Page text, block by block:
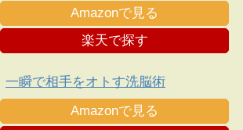
Amazonで見る
楽天で探す
一瞬で相手をオトす洗脳術
Amazonで見る